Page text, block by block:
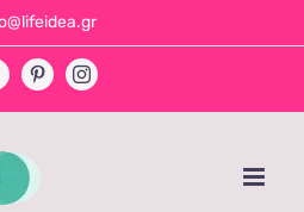
PinterestInstagram